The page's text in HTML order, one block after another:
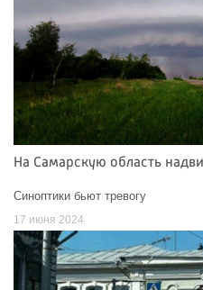
На Самарскую область
Синоптики бьют тревогу
17 июня 2024